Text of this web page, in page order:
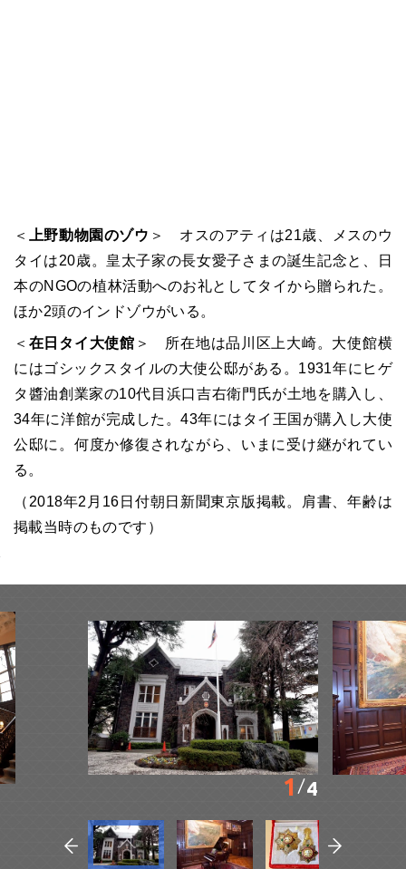
＜ 上野動物園のゾウ ＞ オスのアティは21歳、メスのウ
タイは20歳。皇太子家の長女愛子さまの誕生記念と、日
本のNGOの植林活動へのお礼としてタイから贈られた。
ほか2頭のインドゾウがいる。
＜ 在日タイ大使館 ＞ 所在地は品川区上大崎。大使館横
にはゴシックスタイルの大使公邸がある。1931年にヒゲ
タ醬油創業家の10代目浜口吉右衛門氏が土地を購入し、
34年に洋館が完成した。43年にはタイ王国が購入し大使
公邸に。何度か修復されながら、いまに受け継がれてい
る。
（2018年2月16日付朝日新聞東京版掲載。肩書、年齢は
掲載当時のものです）
1 4